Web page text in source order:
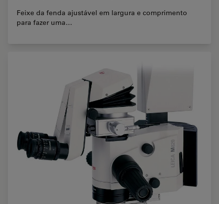
Feixe da fenda ajustável em largura e comprimento
para fazer uma…